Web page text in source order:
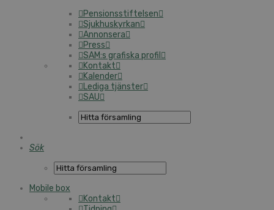
Pensionsstiftelsen
Sjukhuskyrkan
Annonsera
Press
SAM:s grafiska profil
Kontakt
Kalender
Lediga tjänster
SAU
Sök
Mobile box
Kontakt